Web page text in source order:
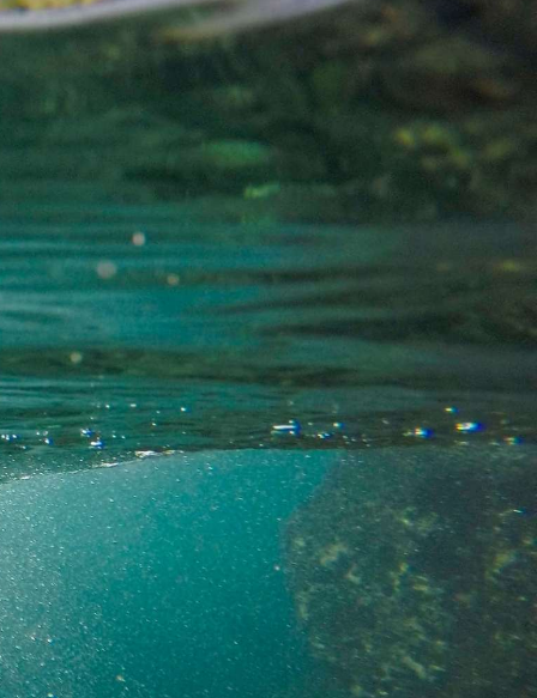
potables Safe T
Water
Actualmente en Europa se
producen 44.000 millones de
m3/año de agua potable. Ésta es
tratada mayoritariamente con
coagulantes inorgánicos como el
sulfato de aluminio y policloruro
de aluminio junto a floculantes en
plantas de tratamiento de agua
potable (ETAP).
ÁRTICULO COMPLETO